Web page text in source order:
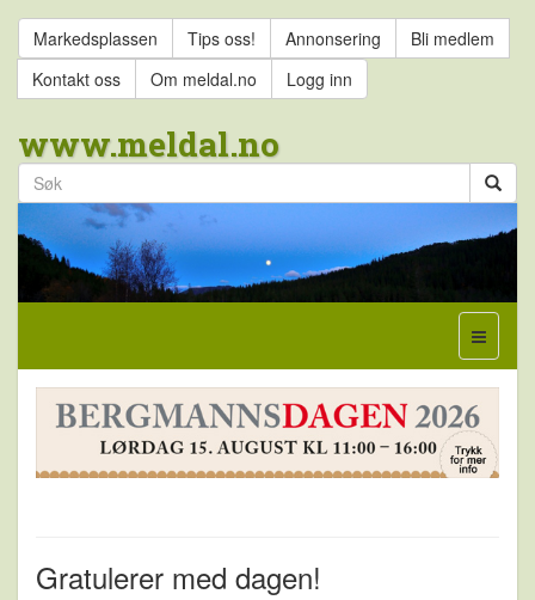
Markedsplassen Tips oss! Annonsering
Bli medlem
Kontakt oss
Om meldal.no Logg inn
www.meldal.no
Gratulerer med dagen!